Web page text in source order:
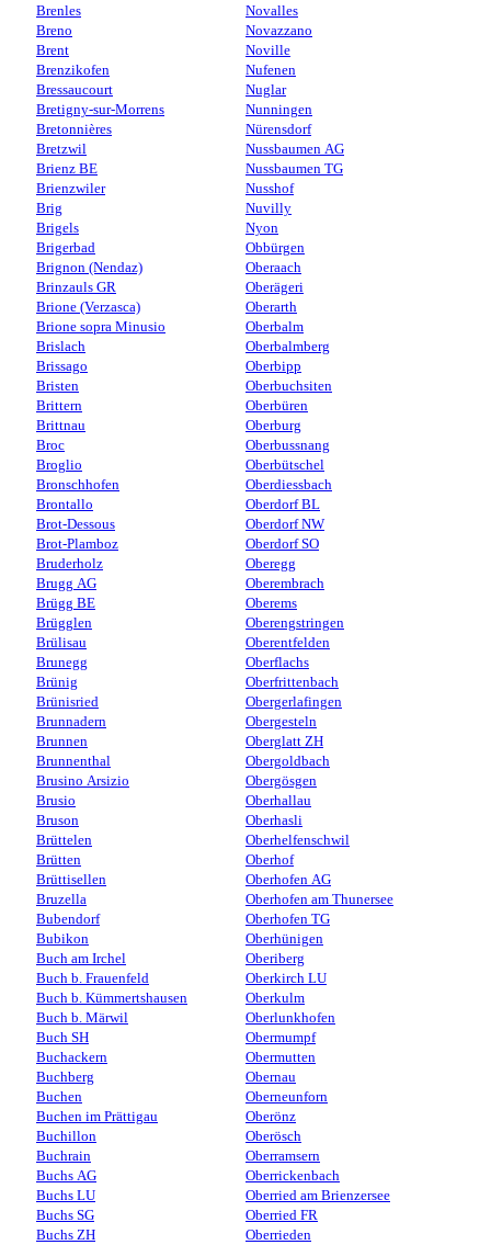
Brenles
Breno
Brent
Brenzikofen
Bressaucourt
Bretigny-sur-Morrens
Bretonnières
Bretzwil
Brienz BE
Brienzwiler
Brig
Brigels
Brigerbad
Brignon (Nendaz)
Brinzauls GR
Brione (Verzasca)
Brione sopra Minusio
Brislach
Brissago
Bristen
Brittern
Brittnau
Broc
Broglio
Bronschhofen
Brontallo
Brot-Dessous
Brot-Plamboz
Bruderholz
Brugg AG
Brügg BE
Brügglen
Brülisau
Brunegg
Brünig
Brünisried
Brunnadern
Brunnen
Brunnenthal
Brusino Arsizio
Brusio
Bruson
Brüttelen
Brütten
Brüttisellen
Bruzella
Bubendorf
Bubikon
Buch am Irchel
Buch b. Frauenfeld
Buch b. Kümmertshausen
Buch b. Märwil
Buch SH
Buchackern
Buchberg
Buchen
Buchen im Prättigau
Buchillon
Buchrain
Buchs AG
Buchs LU
Buchs SG
Buchs ZH
Novalles
Novazzano
Noville
Nufenen
Nuglar
Nunningen
Nürensdorf
Nussbaumen AG
Nussbaumen TG
Nusshof
Nuvilly
Nyon
Obbürgen
Oberaach
Oberägeri
Oberarth
Oberbalm
Oberbalmberg
Oberbipp
Oberbuchsiten
Oberbüren
Oberburg
Oberbussnang
Oberbütschel
Oberdiessbach
Oberdorf BL
Oberdorf NW
Oberdorf SO
Oberegg
Oberembrach
Oberems
Oberengstringen
Oberentfelden
Oberflachs
Oberfrittenbach
Obergerlafingen
Obergesteln
Oberglatt ZH
Obergoldbach
Obergösgen
Oberhallau
Oberhasli
Oberhelfenschwil
Oberhof
Oberhofen AG
Oberhofen am Thunersee
Oberhofen TG
Oberhünigen
Oberiberg
Oberkirch LU
Oberkulm
Oberlunkhofen
Obermumpf
Obermutten
Obernau
Oberneunforn
Oberönz
Oberösch
Oberramsern
Oberrickenbach
Oberried am Brienzersee
Oberried FR
Oberrieden